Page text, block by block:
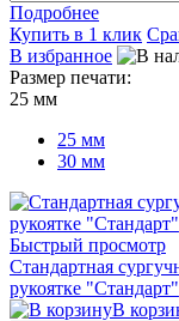
Подробнее
Купить в 1 клик
В избранное
Размер печати:
25 мм
25 мм
30 мм
Быстрый просмотр
Стандартная
рукоятке "Стандарт"
В